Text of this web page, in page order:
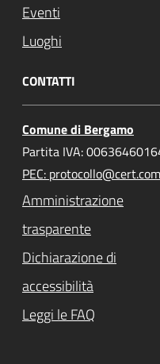
Eventi
Luoghi
CONTATTI
Comune di Bergamo
Partita IVA:
PEC:
Amministrazione
trasparente
Dichiarazione di
accessibilità
Leggi le FAQ